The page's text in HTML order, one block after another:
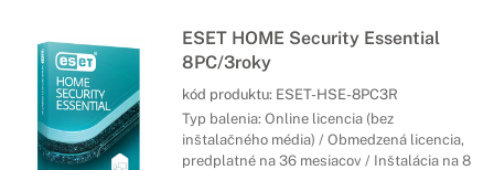
ESET HOME Security Essential
8PC/3roky
kód produktu: ESET-HSE-8PC3R
Typ balenia: Online licencia (bez
inštalačného média) / Obmedzená licencia,
predplatné na 36 mesiacov / Inštalácia na 8